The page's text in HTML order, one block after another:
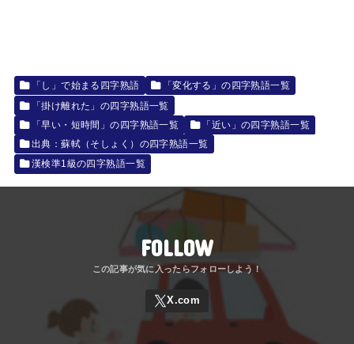
「し」で始まる四字熟語
「変化する」の四字熟語一覧
「掛け離れた」の四字熟語一覧
「早い・短時間」の四字熟語一覧
「近い」の四字熟語一覧
出典：蘇軾（そしょく）の四字熟語一覧
漢検準1級の四字熟語一覧
FOLLOW